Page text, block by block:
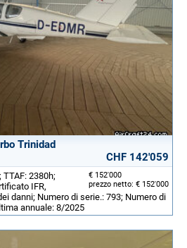
Trinidad
CHF 142'059
€ 152'000
prezzo netto: € 152'000
2380h;
IFR,
danni; Numero di serie.: 793; Numero di
annuale: 8/2025